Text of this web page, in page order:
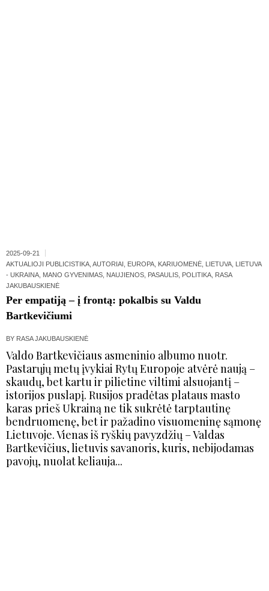
2025-09-21
AKTUALIOJI PUBLICISTIKA AUTORIAI EUROPA KARIUOMENĖ LIETUVA LIETUVA
- UKRAINA MANO GYVENIMAS NAUJIENOS PASAULIS POLITIKA RASA
JAKUBAUSKIENĖ
Per empatiją – į frontą: pokalbis su Valdu
Bartkevičiumi
BY RASA JAKUBAUSKIENĖ
Valdo Bartkevičiaus asmeninio albumo nuotr.
Pastarųjų metų įvykiai Rytų Europoje atvėrė naują –
skaudų, bet kartu ir pilietine viltimi alsuojantį –
istorijos puslapį. Rusijos pradėtas plataus masto
karas prieš Ukrainą ne tik sukrėtė tarptautinę
bendruomenę, bet ir pažadino visuomeninę sąmonę
Lietuvoje. Vienas iš ryškių pavyzdžių – Valdas
Bartkevičius, lietuvis savanoris, kuris, nebijodamas
pavojų, nuolat keliauja...